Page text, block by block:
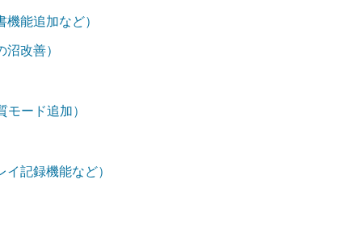
能追加など）
改善）
ード追加）
記録機能など）